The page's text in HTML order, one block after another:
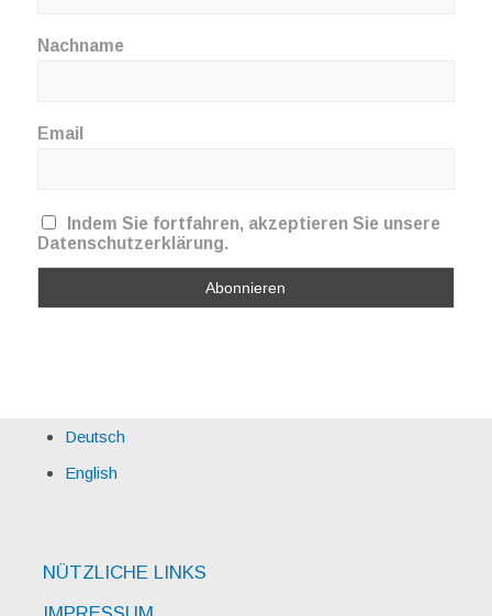
Nachname
Email
Indem Sie fortfahren, akzeptieren Sie unsere
Datenschutzerklärung.
Deutsch
English
NÜTZLICHE LINKS